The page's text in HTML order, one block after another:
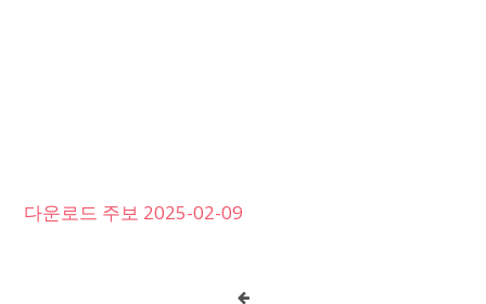
다운로드 주보 2025-02-09